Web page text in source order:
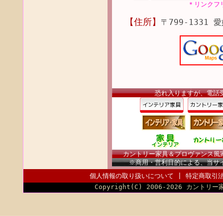
＊リンクフ
【住所】 〒799-1331 愛
恐れ入りますが、電話
カントリー家具＆プロヴァンス
※商用・営利目的による、当サ
個人情報の取り扱いについて
特定商取引
Copyright(C) 2006-2026 カント